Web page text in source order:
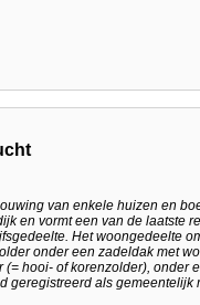
van enkele huizen en
en vormt een van de laatste
Het woongedeelte
onder een zadeldak met
hooi- of korenzolder), onder
geregistreerd als gemeentelijk